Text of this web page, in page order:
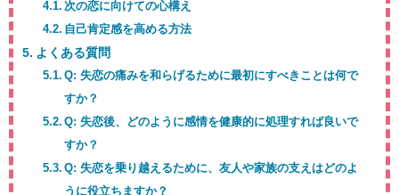
次の恋に向けての心構え
自己肯定感を高める方法
よくある質問
Q: 失恋の痛みを和らげるために最初にすべきことは何で
すか？
Q: 失恋後、どのように感情を健康的に処理すれば良いで
すか？
Q: 失恋を乗り越えるために、友人や家族の支えはどのよ
うに役立ちますか？